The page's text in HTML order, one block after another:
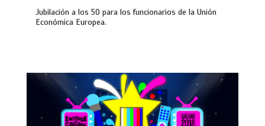
Jubilación a los 50 para los funcionarios de la Unión
Económica Europea.